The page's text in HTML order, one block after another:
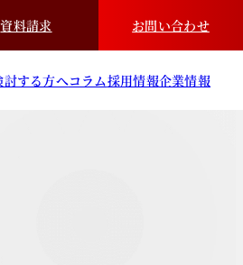
資料請求 お問い合わせ
する方へコラム採用情報企業情報